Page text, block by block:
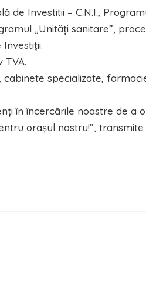
de Investitii – C.N.I.,
„Unități sanitare”,
TVA.
specializate,
în încercările noastre de a
orașul nostru!”, transmite